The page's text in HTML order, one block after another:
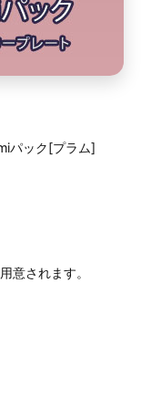
パック[プラム]
意されます。